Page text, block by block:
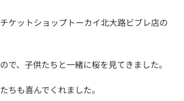
ケットショップトーカイ北大路ビブレ店の
で、子供たちと一緒に桜を見てきました。
ちも喜んでくれました。